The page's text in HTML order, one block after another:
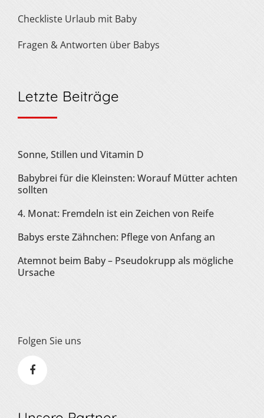
Checkliste Urlaub mit Baby
Fragen & Antworten über Babys
Letzte Beiträge
Sonne, Stillen und Vitamin D
Babybrei für die Kleinsten: Worauf Mütter achten
sollten
4. Monat: Fremdeln ist ein Zeichen von Reife
Babys erste Zähnchen: Pflege von Anfang an
Atemnot beim Baby – Pseudokrupp als mögliche
Ursache
Folgen Sie uns